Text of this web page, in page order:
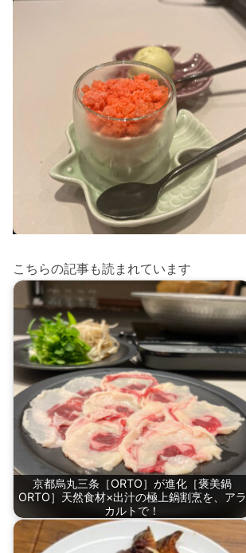
こちらの記事も読まれています
京都烏丸三条［ORTO］が進化［褒美鍋
ORTO］天然食材×出汁の極上鍋割烹を、アラ
カルトで！